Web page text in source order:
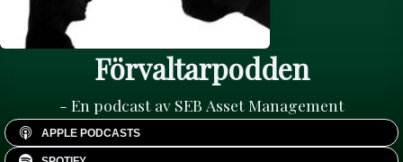
Förvaltarpodden
- En podcast av SEB Asset Management
APPLE PODCASTS